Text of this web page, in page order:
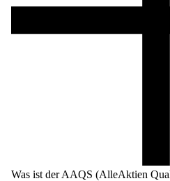
Was ist der AAQS (AlleAktien